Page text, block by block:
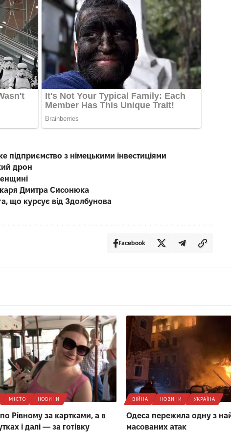
підприємство з німецькими інвестиціями
дрон
Дмитра Сисонюка
що курсує від Здолбунова
Facebook
МІСТО НОВИНИ
Рівному за картками, а в
і далі — за готівку
ВІЙНА НОВИНИ УКРАЇНА
Одеса пережила одну з
масованих атак